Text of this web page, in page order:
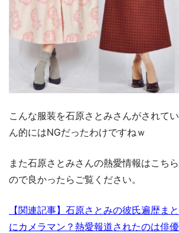
こんな服装を石原さとみさんがされて
ん的にはNGだったわけですねｗ
また石原さとみさんの熱愛情報はこち
ので良かったらご覧ください。
【関連記事】石原さとみの彼氏遍歴ま
にカメラマン？熱愛報道されたのは俳